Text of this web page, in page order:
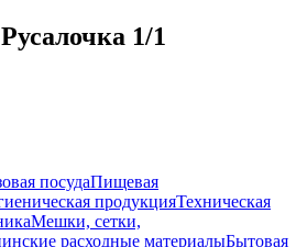
1/1
посудаПищевая
продукцияТехническая
Мешки, сетки,
расходные материалыБытовая